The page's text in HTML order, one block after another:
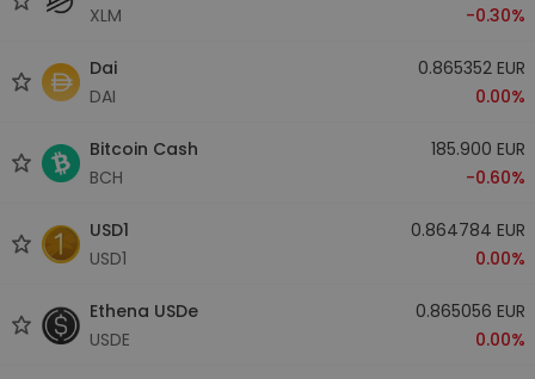
XLM
-0.30%
Dai
DAI
0.865352 EUR
0.00%
Bitcoin Cash
BCH
185.900 EUR
-0.60%
USD1
USD1
0.864784 EUR
0.00%
Ethena USDe
USDE
0.865056 EUR
0.00%